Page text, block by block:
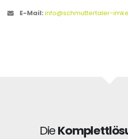
E-Mail: info@schmuttertaler-
Die